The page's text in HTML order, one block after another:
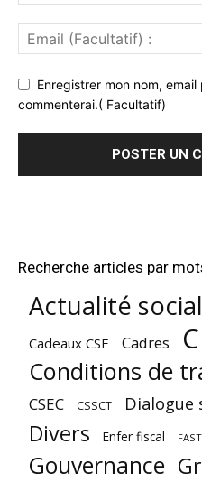
Enregistrer mon nom,
commenterai.( Facultatif)
Recherche articles par
Actualité
Cadeaux CSE Cadres
Conditions de
CSEC CSSCT Dialogue
Divers Enfer fiscal
Gouvernance